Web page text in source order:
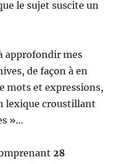
le sujet suscite un
approfondir mes
de façon à en
mots et expressions,
lexique croustillant
»…
28